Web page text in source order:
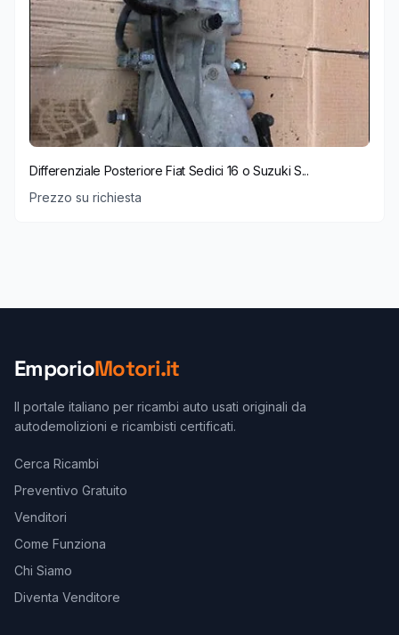
Differenziale Posteriore Fiat Sedici 16 o Suzuki S...
Prezzo su richiesta
EmporioMotori.it
Il portale italiano per ricambi auto usati originali da
autodemolizioni e ricambisti certificati.
Cerca Ricambi
Preventivo Gratuito
Venditori
Come Funziona
Chi Siamo
Diventa Venditore